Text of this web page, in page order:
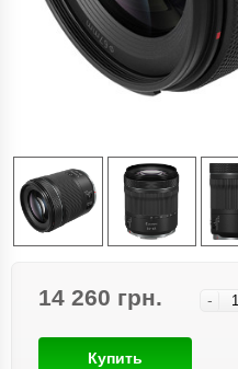
14 260 грн. -
Купить